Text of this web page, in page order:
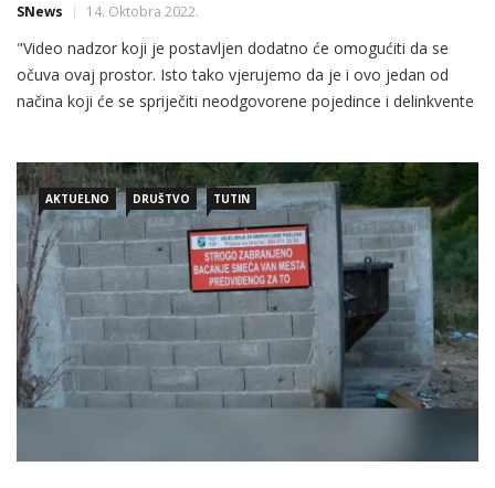
SNews 14. Oktobra 2022.
"Video nadzor koji je postavljen dodatno će omogućiti da se
očuva ovaj prostor. Isto tako vjerujemo da je i ovo jedan od
načina koji će se spriječiti neodgovorene pojedince i delinkvente
bezbjednost, što znači i obavezno ustupanje snimaka ako bude
AKTUELNO DRUŠTVO TUTIN